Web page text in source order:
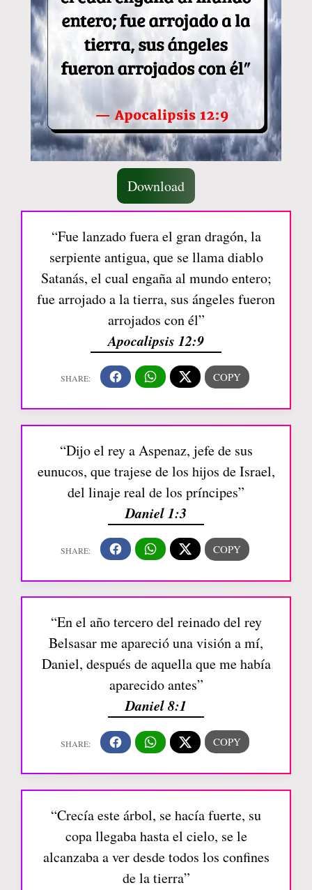
Download
“Fue lanzado fuera el gran dragón, la
serpiente antigua, que se llama diablo
Satanás, el cual engaña al mundo entero;
fue arrojado a la tierra, sus ángeles fueron
arrojados con él”
Apocalipsis 12:9
“Dijo el rey a Aspenaz, jefe de sus
eunucos, que trajese de los hijos de Israel,
del linaje real de los príncipes”
Daniel 1:3
“En el año tercero del reinado del rey
Belsasar me apareció una visión a mí,
Daniel, después de aquella que me había
aparecido antes”
Daniel 8:1
“Crecía este árbol, se hacía fuerte, su
copa llegaba hasta el cielo, se le
alcanzaba a ver desde todos los confines
de la tierra”